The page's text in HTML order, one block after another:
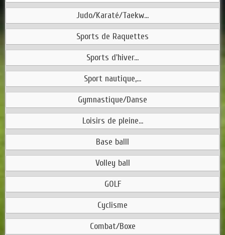
Judo/Karaté/Taekw...
Sports de Raquettes
Sports d'hiver...
Sport nautique,...
Gymnastique/Danse
Loisirs de pleine...
Base balll
Volley ball
GOLF
Cyclisme
Combat/Boxe